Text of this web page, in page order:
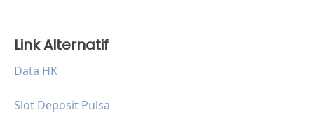
Link Alternatif
Data HK
Slot Deposit Pulsa